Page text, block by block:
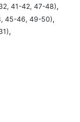
41-42, 47-48),
45-46, 49-50),
,